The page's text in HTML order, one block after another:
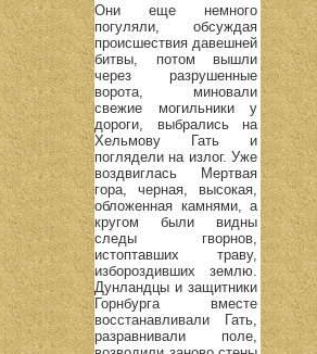
Они еще немного
погуляли, обсуждая
происшествия давешней
битвы, потом вышли
через разрушенные
ворота, миновали
свежие могильники у
дороги, выбрались на
Хельмову Гать и
поглядели на излог. Уже
воздвиглась Мертвая
гора, черная, высокая,
обложенная камнями, а
кругом были видны
следы гворнов,
истоптавших траву,
избороздивших землю.
Дунландцы и защитники
Горнбурга вместе
восстанавливали Гать,
разравнивали поле,